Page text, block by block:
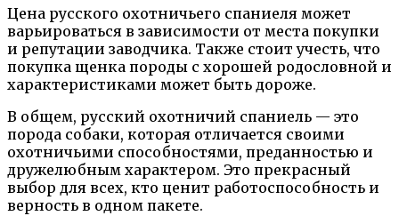
Цена русского охотничьего спаниеля может
варьироваться в зависимости от места покупки
и репутации заводчика. Также стоит учесть, что
покупка щенка породы с хорошей родословной и
характеристиками может быть дороже.
В общем, русский охотничий спаниель — это
порода собаки, которая отличается своими
охотничьими способностями, преданностью и
дружелюбным характером. Это прекрасный
выбор для всех, кто ценит работоспособность и
верность в одном пакете.